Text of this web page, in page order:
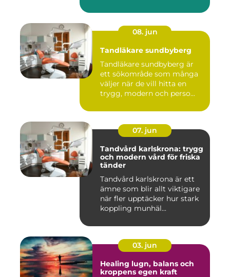
08. jun
Tandläkare sundbyberg
Tandläkare sundbyberg är
ett sökområde som många
väljer när de vill hitta en
trygg, modern och perso...
07. jun
Tandvård karlskrona: trygg
och modern vård för friska
tänder
Tandvård karlskrona är ett
ämne som blir allt viktigare
när fler upptäcker hur stark
koppling munhäl...
03. jun
Healing lugn, balans och
kroppens egen kraft